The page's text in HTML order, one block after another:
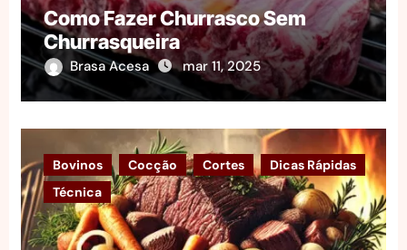
Como Fazer Churrasco Sem
Churrasqueira
Brasa Acesa mar 11, 2025
Bovinos Cocção Cortes
Dicas Rápidas
Técnica